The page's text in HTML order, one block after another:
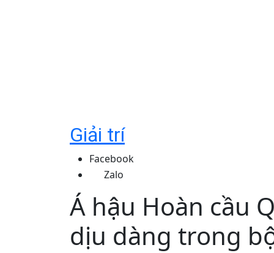
Giải trí
Facebook
Zalo
Á hậu Hoàn cầu
dịu dàng trong